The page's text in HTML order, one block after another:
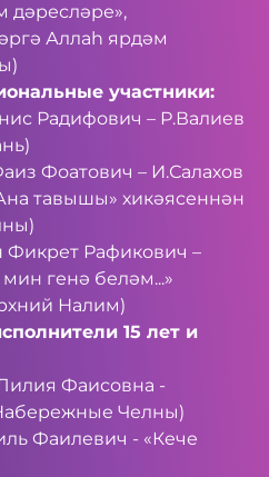
дәресләре»,
Аллаһ ярдәм
участники:
Радифович – Р.Валиев
Фоатович – И.Салахов
тавышы» хикәясеннән
Фикрет Рафикович –
генә беләм...»
Налим)
15 лет и
Фаисовна -
Челны)
Фаилевич - «Кече